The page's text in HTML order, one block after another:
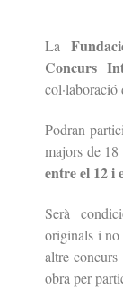
La
Concurs
col·laboració
Podran
majors de 18
entre el 12 i
Serà
originals i no
altre
obra per